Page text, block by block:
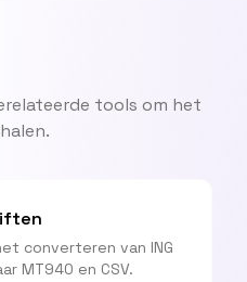
tools om het
converteren van ING
MT940 en CSV.